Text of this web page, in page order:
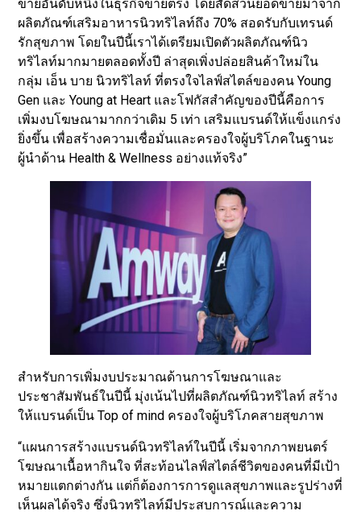
ขายอันดับหนึ่งในธุรกิจขายตรง โดยสัดส่วนยอดขายมาจาก
ผลิตภัณฑ์เสริมอาหารนิวทริไลท์ถึง 70% สอดรับกับเทรนด์
รักสุขภาพ โดยในปีนี้เราได้เตรียมเปิดตัวผลิตภัณฑ์นิว
ทริไลท์มากมายตลอดทั้งปี ล่าสุดเพิ่งปล่อยสินค้าใหม่ใน
กลุ่ม เอ็น บาย นิวทริไลท์ ที่ตรงใจไลฟ์สไตล์ของคน Young
Gen และ Young at Heart และโฟกัสสำคัญของปีนี้คือการ
เพิ่มงบโฆษณามากกว่าเดิม 5 เท่า เสริมแบรนด์ให้แข็งแกร่ง
ยิ่งขึ้น เพื่อสร้างความเชื่อมั่นและครองใจผู้บริโภคในฐานะ
ผู้นำด้าน Health & Wellness อย่างแท้จริง”
สำหรับการเพิ่มงบประมาณด้านการโฆษณาและ
ประชาสัมพันธ์ในปีนี้ มุ่งเน้นไปที่ผลิตภัณฑ์นิวทริไลท์ สร้าง
ให้แบรนด์เป็น Top of mind ครองใจผู้บริโภคสายสุขภาพ
“แผนการสร้างแบรนด์นิวทริไลท์ในปีนี้ เริ่มจากภาพยนตร์
โฆษณาเนื้อหากินใจ ที่สะท้อนไลฟ์สไตล์ชีวิตของคนที่มีเป้า
หมายแตกต่างกัน แต่ก็ต้องการการดูแลสุขภาพและรูปร่างที่
เห็นผลได้จริง ซึ่งนิวทริไลท์มีประสบการณ์และความ